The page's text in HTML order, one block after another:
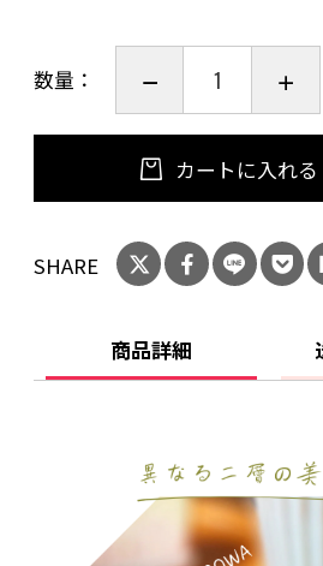
数量：
カートに入れる
SHARE
商品詳細